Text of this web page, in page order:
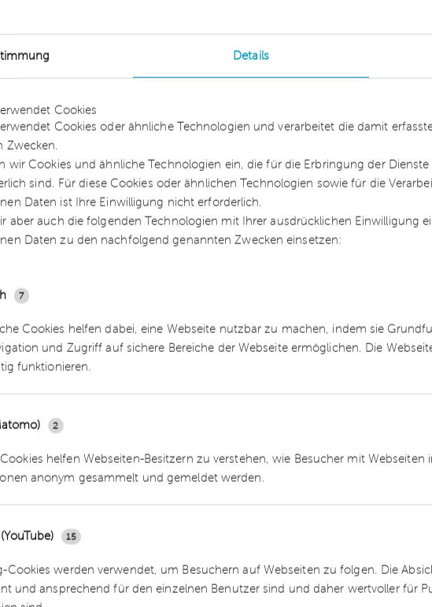
Details
Cookies
Cookies oder ähnliche Technologien und verarbeitet die damit
Zwecken.
wir Cookies und ähnliche Technologien ein, die für die Erbringung der
sind. Für diese Cookies oder ähnlichen Technologien sowie für die
Daten ist Ihre Einwilligung nicht erforderlich.
aber auch die folgenden Technologien mit Ihrer ausdrücklichen Einwilligung
Daten zu den nachfolgend genannten Zwecken einsetzen:
7
Cookies helfen dabei, eine Webseite nutzbar zu machen, indem sie
und Zugriff auf sichere Bereiche der Webseite ermöglichen. Die
funktionieren.
2
helfen Webseiten-Besitzern zu verstehen, wie Besucher mit Webseiten
anonym gesammelt und gemeldet werden.
15
Cookies werden verwendet, um Besuchern auf Webseiten zu folgen. Die
und ansprechend für den einzelnen Benutzer sind und daher wertvoller für
kann die Equal-Pay-Frist allerdings von neun Monaten auf
es ab der sechsten Beschäftigungswoche ein
Tariflohn zahlt. Hält sich ein Arbeitgeber nicht an die
er mit einem Bußgeld von bis zu 500.000 Euro rechnen.
als Streikbrecher
nicht mehr als Streikbrecher einsetzen, auch
würden. Ab dem 1. April 2017 dürfen Zeitarbeiter nur
Tätigkeiten von streikenden Beschäftigen ausführen.
im Vertrag kennzeichnen und gegenüber dem
Unterlassen sie dies, kann ein Scheinwerkvertrag und
vorliegen. Ein Zeichen dafür ist etwa, dass der
weisungsbefugt ist, wodurch ein Arbeitsverhältnis mit
Unternehmen können somit einen Scheinwerkvertrag
Leiharbeit erklären wie es bisher mit einer sogenannten
in betriebsverfassungs- und mitbestimmungsrechtliche
den betriebsverfassungs- und mitbestimmungsrechtlichen